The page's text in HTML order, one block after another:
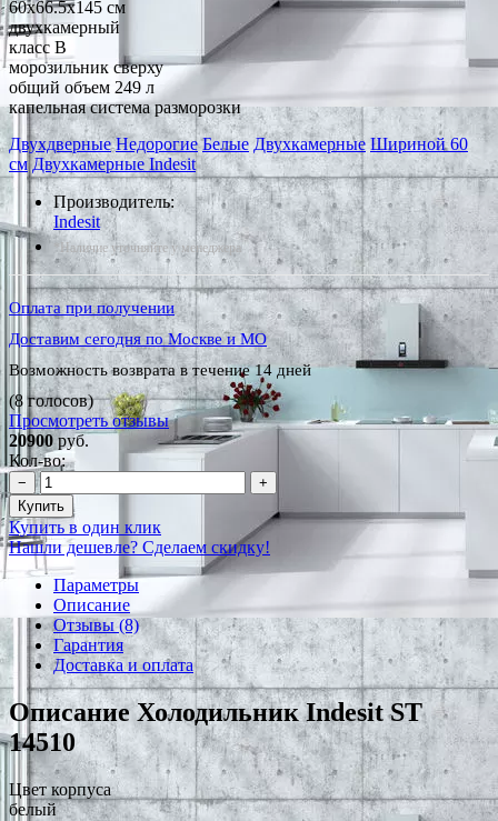
60x66.5x145 см
двухкамерный
класс B
морозильник сверху
общий объем 249 л
капельная система разморозки
Двухдверные Недорогие Белые Двухкамерные Шириной 60
см Двухкамерные Indesit
Производитель:
Indesit
*Наличие уточняйте у менеджера
Оплата при получении
Доставим сегодня по Москве и МО
Возможность возврата в течение 14 дней
(8 голосов)
Просмотреть отзывы
20900 руб.
Кол-во:
−
+
Купить
Купить в один клик
Нашли дешевле? Сделаем скидку!
Параметры
Описание
Отзывы (8)
Гарантия
Доставка и оплата
Описание Холодильник Indesit ST
14510
Цвет корпуса
белый